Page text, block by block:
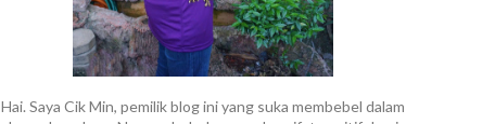
Hai. Saya Cik Min, pemilik blog ini yang suka membebel dalam